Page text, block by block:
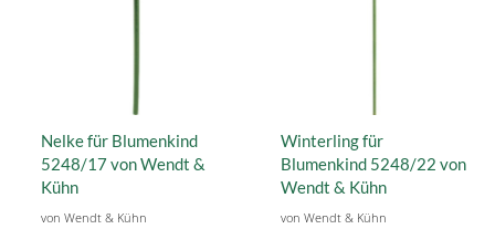
Nelke für Blumenkind
5248/17 von Wendt &
Kühn
von Wendt & Kühn
Winterling für
Blumenkind 5248/22 von
Wendt & Kühn
von Wendt & Kühn